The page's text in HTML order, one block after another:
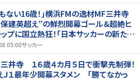
ない16歳！｣横浜FMの逸材MF三井寺
建英超え”の鮮烈開幕ゴール＆超絶ヒ
プに国立熱狂！｢日本サッカーの新たな
誕生した｣
05:00サッカー
井寺 １６歳４カ月５日で衝撃先制弾！
１最年少開幕スタメン 「勝てなかっ